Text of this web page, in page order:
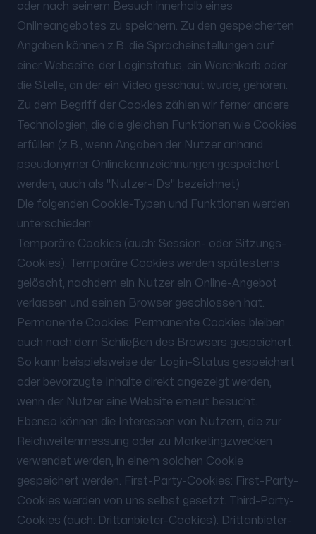
oder nach seinem Besuch innerhalb eines
Onlineangebotes zu speichern. Zu den gespeicherten
Angaben können z.B. die Spracheinstellungen auf
einer Webseite, der Loginstatus, ein Warenkorb oder
die Stelle, an der ein Video geschaut wurde, gehören.
Zu dem Begriff der Cookies zählen wir ferner andere
Technologien, die die gleichen Funktionen wie Cookies
erfüllen (z.B., wenn Angaben der Nutzer anhand
pseudonymer Onlinekennzeichnungen gespeichert
werden, auch als "Nutzer-IDs" bezeichnet)
Die folgenden Cookie-Typen und Funktionen werden
unterschieden:
Temporäre Cookies (auch: Session- oder Sitzungs-
Cookies): Temporäre Cookies werden spätestens
gelöscht, nachdem ein Nutzer ein Online-Angebot
verlassen und seinen Browser geschlossen hat.
Permanente Cookies: Permanente Cookies bleiben
auch nach dem Schließen des Browsers gespeichert.
So kann beispielsweise der Login-Status gespeichert
oder bevorzugte Inhalte direkt angezeigt werden,
wenn der Nutzer eine Website erneut besucht.
Ebenso können die Interessen von Nutzern, die zur
Reichweitenmessung oder zu Marketingzwecken
verwendet werden, in einem solchen Cookie
gespeichert werden. First-Party-Cookies: First-Party-
Cookies werden von uns selbst gesetzt. Third-Party-
Cookies (auch: Drittanbieter-Cookies): Drittanbieter-